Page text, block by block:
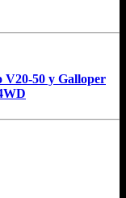
V20-50 y Galloper